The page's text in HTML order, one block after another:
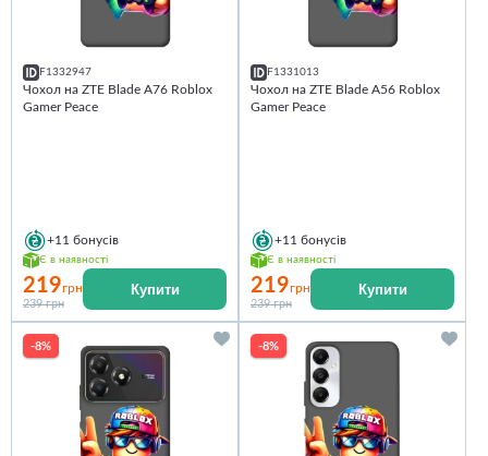
F1332947
Чохол на ZTE Blade A76 Roblox
Gamer Peace
+11 бонусів
Є в наявності
219грн
239 грн
Купити
F1331013
Чохол на ZTE Blade A56 Roblox
Gamer Peace
+11 бонусів
Є в наявності
219грн
239 грн
Купити
-8% -8%